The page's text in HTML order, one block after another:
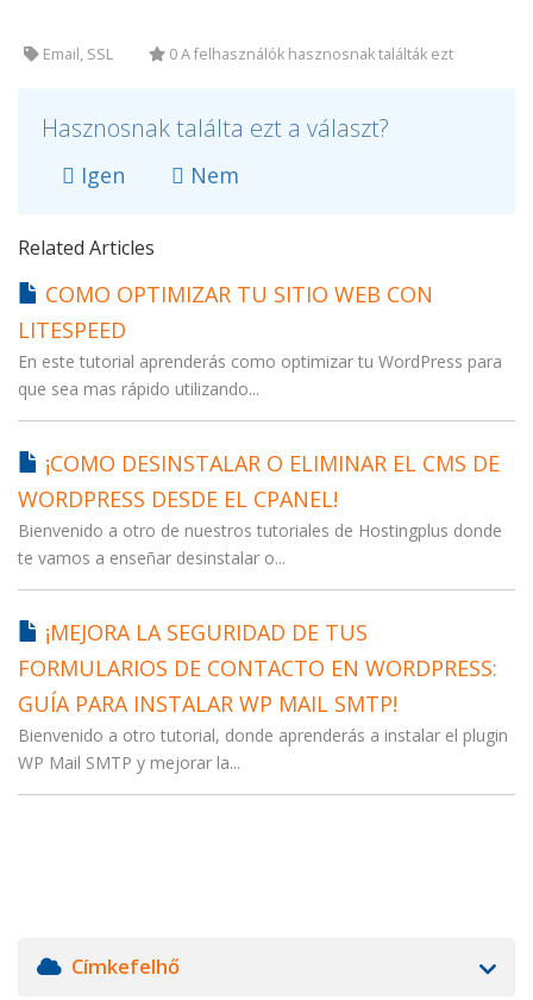
Email, SSL 0 A felhasználók hasznosnak találták ezt
Hasznosnak találta ezt a választ?
Igen Nem
Related Articles
COMO OPTIMIZAR TU SITIO WEB CON
LITESPEED
En este tutorial aprenderás como optimizar tu WordPress para
que sea mas rápido utilizando...
¡COMO DESINSTALAR O ELIMINAR EL CMS DE
WORDPRESS DESDE EL CPANEL!
Bienvenido a otro de nuestros tutoriales de Hostingplus donde
te vamos a enseñar desinstalar o...
¡MEJORA LA SEGURIDAD DE TUS
FORMULARIOS DE CONTACTO EN WORDPRESS:
GUÍA PARA INSTALAR WP MAIL SMTP!
Bienvenido a otro tutorial, donde aprenderás a instalar el plugin
WP Mail SMTP y mejorar la...
Címkefelhő